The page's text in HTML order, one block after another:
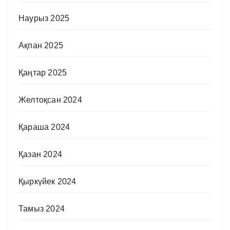
Наурыз 2025
Ақпан 2025
Қаңтар 2025
Желтоқсан 2024
Қараша 2024
Қазан 2024
Қыркүйек 2024
Тамыз 2024